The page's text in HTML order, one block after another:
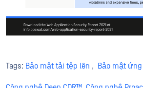
Tags: Bảo mật tải tệp lên , Bảo mật